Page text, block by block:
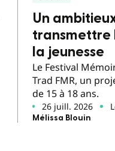
Un
transmettre
la jeunesse
Le Festival
Trad FMR, un
de 15 à 18 ans.
26 juill. 2026
Mélissa Blouin